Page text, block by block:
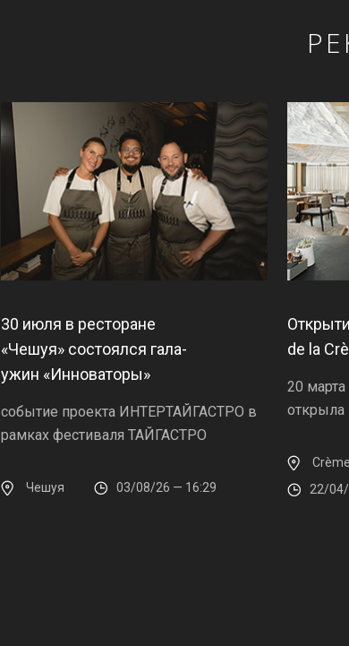
30 июля в ресторане
«Чешуя» состоялся гала-
ужин «Инноваторы»
событие проекта ИНТЕРТАЙГАСТРО в
рамках фестиваля ТАЙГАСТРО
Чешуя 03/08/26 — 16:29
de la
20 марта
открыла
22/04/